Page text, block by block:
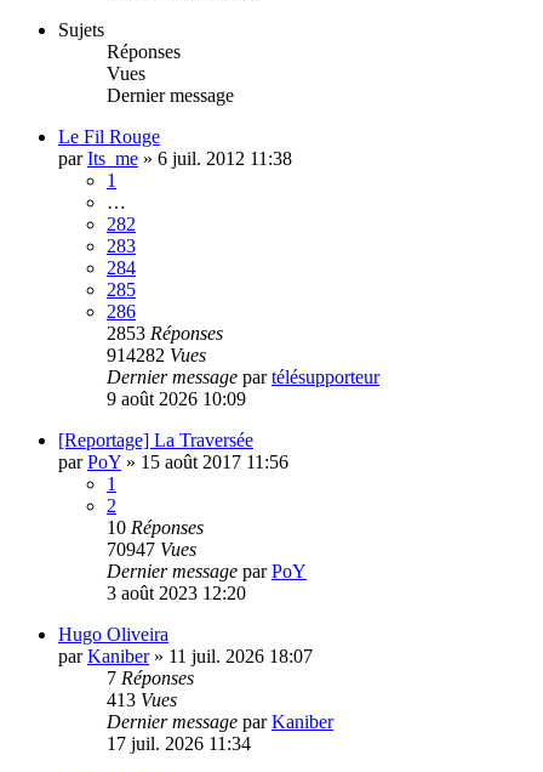
Sujets
Réponses
Vues
Dernier message
Le Fil Rouge
parIts_me » 6 juil. 2012 11:38
1
…
282
283
284
285
286
2853 Réponses
914282 Vues
Dernier message partélésupporteur
9 août 2026 10:09
[Reportage] La Traversée
parPoY » 15 août 2017 11:56
1
2
10 Réponses
70947 Vues
Dernier message parPoY
3 août 2023 12:20
Hugo Oliveira
parKaniber» 11 juil. 2026 18:07
7 Réponses
413 Vues
Dernier message parKaniber
17 juil. 2026 11:34